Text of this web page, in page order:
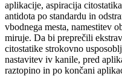
aplikacije, aspiracija
antidota po standardu in
vbodnega mesta, namestitev
miruje. Da bi preprečili
citostatike strokovno
nastavitev iv kanile, pred
raztopino in po končani